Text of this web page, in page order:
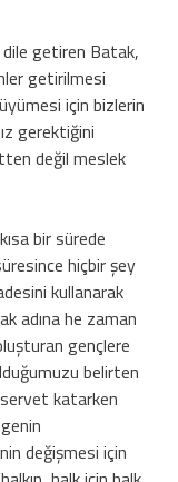
dile getiren Batak,
getirilmesi
için bizlerin
gerektiğini
değil meslek
bir sürede
hiçbir şey
kullanarak
adına he zaman
gençlere
belirten
katarken
değişmesi için